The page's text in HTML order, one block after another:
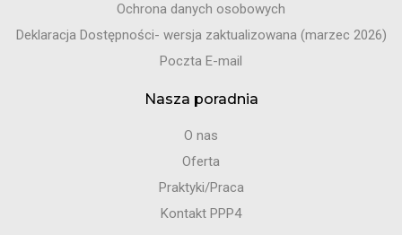
Ochrona danych osobowych
Deklaracja Dostępności- wersja zaktualizowana (marzec 2026)
Poczta E-mail
Nasza poradnia
O nas
Oferta
Praktyki/Praca
Kontakt PPP4